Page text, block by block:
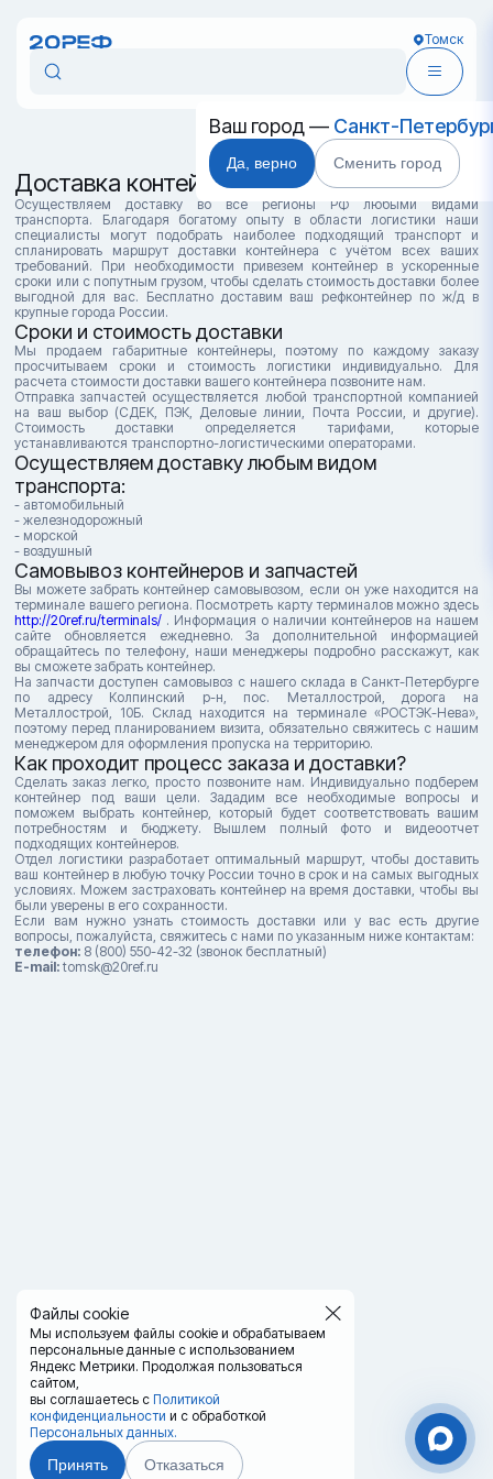
Томск
Ваш город — Санкт-
Да, верно Сменить город
Файлы cookie
Мы используем файлы cookie и обрабатываем
персональные данные с использованием
Яндекс Метрики. Продолжая пользоваться
сайтом,
вы соглашаетесь с Политикой
конфиденциальности и с обработкой
Персональных данных.
Принять Отказаться
Доставка контейнеров в Томске
Осуществляем доставку во все регионы РФ любыми видами
транспорта. Благодаря богатому опыту в области логистики наши
специалисты могут подобрать наиболее подходящий транспорт и
спланировать маршрут доставки контейнера с учётом всех ваших
требований. При необходимости привезем контейнер в ускоренные
сроки или с попутным грузом, чтобы сделать стоимость доставки более
выгодной для вас. Бесплатно доставим ваш рефконтейнер по ж/д в
крупные города России.
Сроки и стоимость доставки
Мы продаем габаритные контейнеры, поэтому по каждому заказу
просчитываем сроки и стоимость логистики индивидуально. Для
расчета стоимости доставки вашего контейнера позвоните нам.
Отправка запчастей осуществляется любой транспортной компанией
на ваш выбор (СДЕК, ПЭК, Деловые линии, Почта России, и другие).
Стоимость доставки определяется тарифами, которые
устанавливаются транспортно-логистическими операторами.
Осуществляем доставку любым видом
транспорта:
- автомобильный
- железнодорожный
- морской
- воздушный
Самовывоз контейнеров и запчастей
Вы можете забрать контейнер самовывозом, если он уже находится на
терминале вашего региона. Посмотреть карту терминалов можно здесь
http://20ref.ru/terminals/ . Информация о наличии контейнеров на нашем
сайте обновляется ежедневно. За дополнительной информацией
обращайтесь по телефону, наши менеджеры подробно расскажут, как
вы сможете забрать контейнер.
На запчасти доступен самовывоз с нашего склада в Санкт-Петербурге
по адресу Колпинский р-н, пос. Металлострой, дорога на
Металлострой, 10Б. Склад находится на терминале «РОСТЭК-Нева»,
поэтому перед планированием визита, обязательно свяжитесь с нашим
менеджером для оформления пропуска на территорию.
Как проходит процесс заказа и доставки?
Сделать заказ легко, просто позвоните нам. Индивидуально подберем
контейнер под ваши цели. Зададим все необходимые вопросы и
поможем выбрать контейнер, который будет соответствовать вашим
потребностям и бюджету. Вышлем полный фото и видеоотчет
подходящих контейнеров.
Отдел логистики разработает оптимальный маршрут, чтобы доставить
ваш контейнер в любую точку России точно в срок и на самых выгодных
условиях. Можем застраховать контейнер на время доставки, чтобы вы
были уверены в его сохранности.
Если вам нужно узнать стоимость доставки или у вас есть другие
вопросы, пожалуйста, свяжитесь с нами по указанным ниже контактам:
телефон: 8 (800) 550-42-32 (звонок бесплатный)
E-mail:tomsk@20ref.ru